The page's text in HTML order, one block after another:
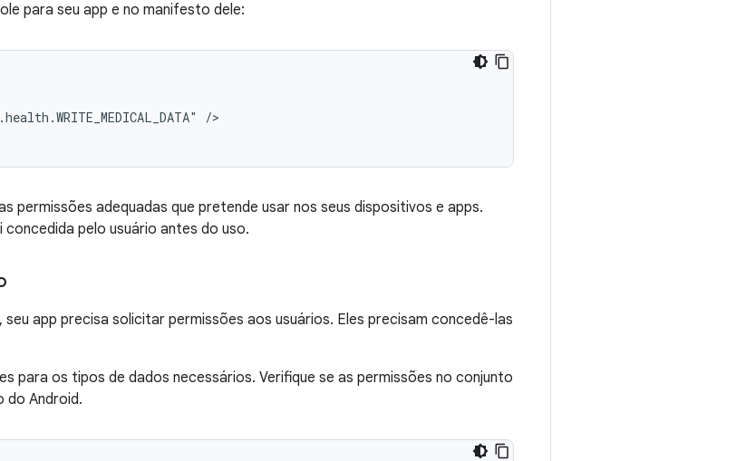
para seu app e no manifesto dele:
/>
permissões adequadas que pretende usar nos seus dispositivos e apps.
pelo usuário antes do uso.
app precisa solicitar permissões aos usuários. Eles precisam concedê-las
para os tipos de dados necessários. Verifique se as permissões no conjunto
do Android.